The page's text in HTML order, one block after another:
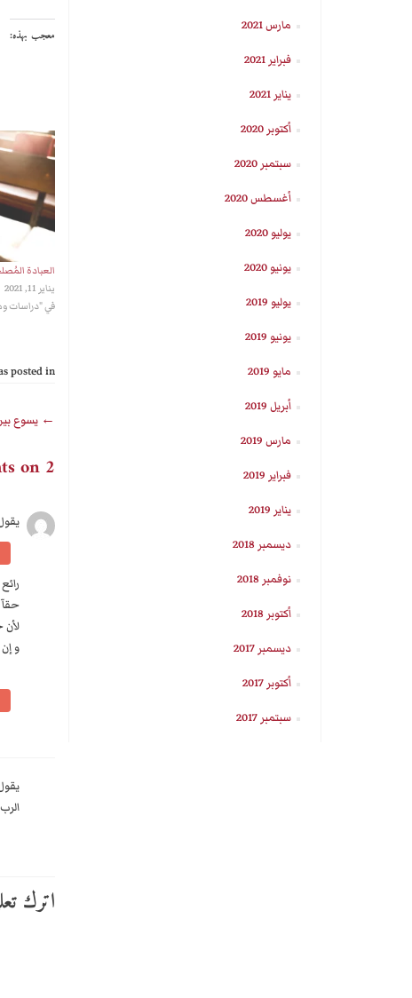
معجب بهذه:
العبادة
يناير 11, 2021
في "دراسات
posted in
← يسوع
2 thoughts on “
حقآ
ﻷن
و
اترك
مارس 2021
فبراير 2021
يناير 2021
أكتوبر 2020
سبتمبر 2020
أغسطس 2020
يوليو 2020
يونيو 2020
يوليو 2019
يونيو 2019
مايو 2019
أبريل 2019
مارس 2019
فبراير 2019
يناير 2019
ديسمبر 2018
نوفمبر 2018
أكتوبر 2018
ديسمبر 2017
أكتوبر 2017
سبتمبر 2017